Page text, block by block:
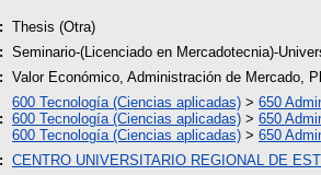
Thesis (Otra)
Seminario-(Licenciado en Mercadotecnia)-
Valor Económico, Administración de Mercado,
600 Tecnología (Ciencias aplicadas) > 650
600 Tecnología (Ciencias aplicadas) > 650
600 Tecnología (Ciencias aplicadas) > 650
CENTRO UNIVERSITARIO REGIONAL DE